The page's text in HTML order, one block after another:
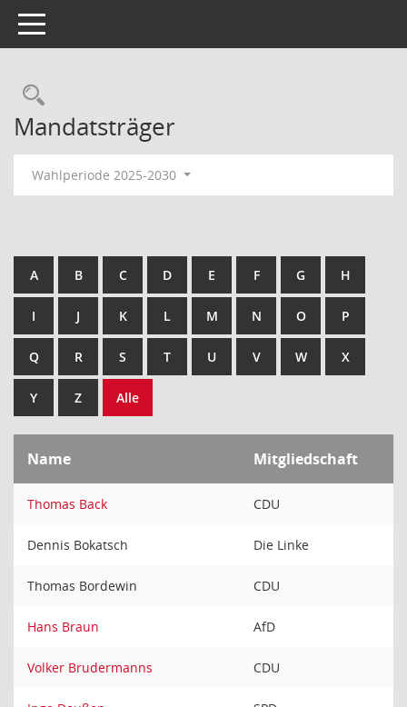
Toggle navigation
Rechercheauswahl
Mandatsträger
Wahlperiode 2025-2030
A B C D E F G H
I J K L M N O P
Q R S T U V W X
Y Z Alle
Name Mitgliedschaft
Thomas Back CDU
Dennis Bokatsch Die Linke
Thomas Bordewin CDU
Hans Braun AfD
Volker Brudermanns CDU